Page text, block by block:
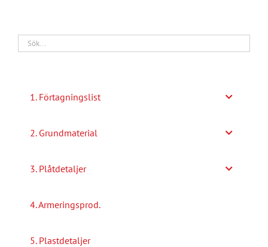
1. Förtagningslist
2. Grundmaterial
3. Plåtdetaljer
4. Armeringsprod.
5. Plastdetaljer